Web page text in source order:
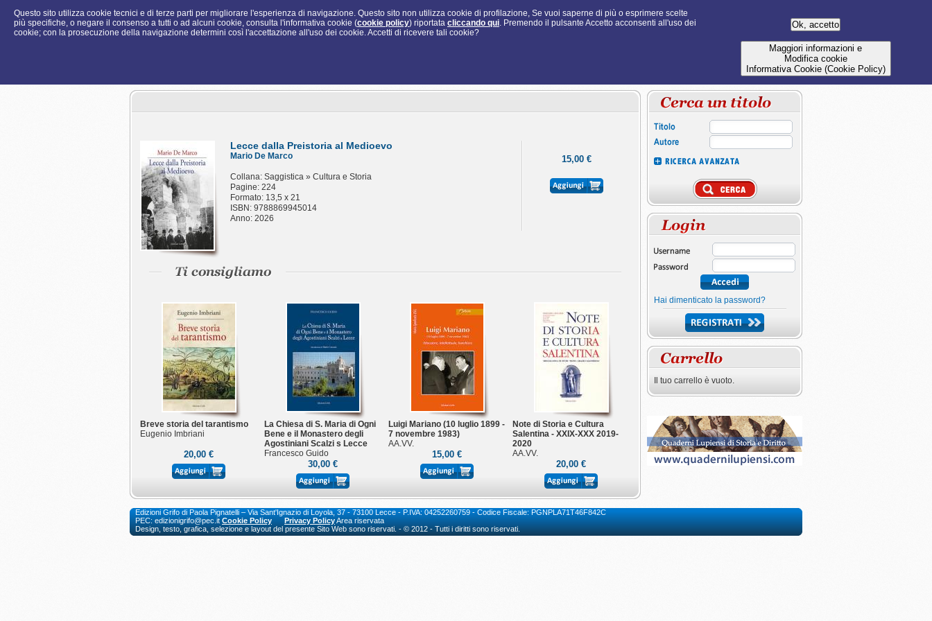
Questo sito utilizza cookie tecnici e di terze parti per migliorare l'esperienza di navigazione. Questo sito non utilizza cookie di profilazione, Se vuoi saperne di più o esprimere scelte
più specifiche, o negare il consenso a tutti o ad alcuni cookie, consulta l'informativa cookie (cookie policy) riportata cliccando qui. Premendo il pulsante Accetto acconsenti all'uso dei
cookie; con la prosecuzione della navigazione determini così l'accettazione all'uso dei cookie. Accetti di ricevere tali cookie?
Maggiori informazioni e
Modifica cookie
Informativa Cookie (Cookie Policy)
Lecce dalla Preistoria al Medioevo
Mario De Marco
Collana: Saggistica » Cultura e Storia
Pagine: 224
Formato: 13,5 x 21
ISBN: 9788869945014
Anno: 2026
15,00 €
Breve storia del tarantismo
Eugenio Imbriani
20,00 €
La Chiesa di S. Maria di Ogni
Bene e il Monastero degli
Agostiniani Scalzi s Lecce
Francesco Guido
30,00 €
Luigi Mariano (10 luglio 1899 -
7 novembre 1983)
AA.VV.
15,00 €
Note di Storia e Cultura
Salentina - XXIX-XXX 2019-
2020
AA.VV.
20,00 €
Hai dimenticato la password?
Il tuo carrello è vuoto.
Edizioni Grifo di Paola Pignatelli – Via Sant'Ignazio di Loyola, 37 - 73100 Lecce - P.IVA: 04252260759 - Codice Fiscale: PGNPLA71T46F842C
PEC: edizionigrifo@pec.it Cookie Policy Privacy PolicyArea riservata
Design, testo, grafica, selezione e layout del presente Sito Web sono riservati. - © 2012 - Tutti i diritti sono riservati.